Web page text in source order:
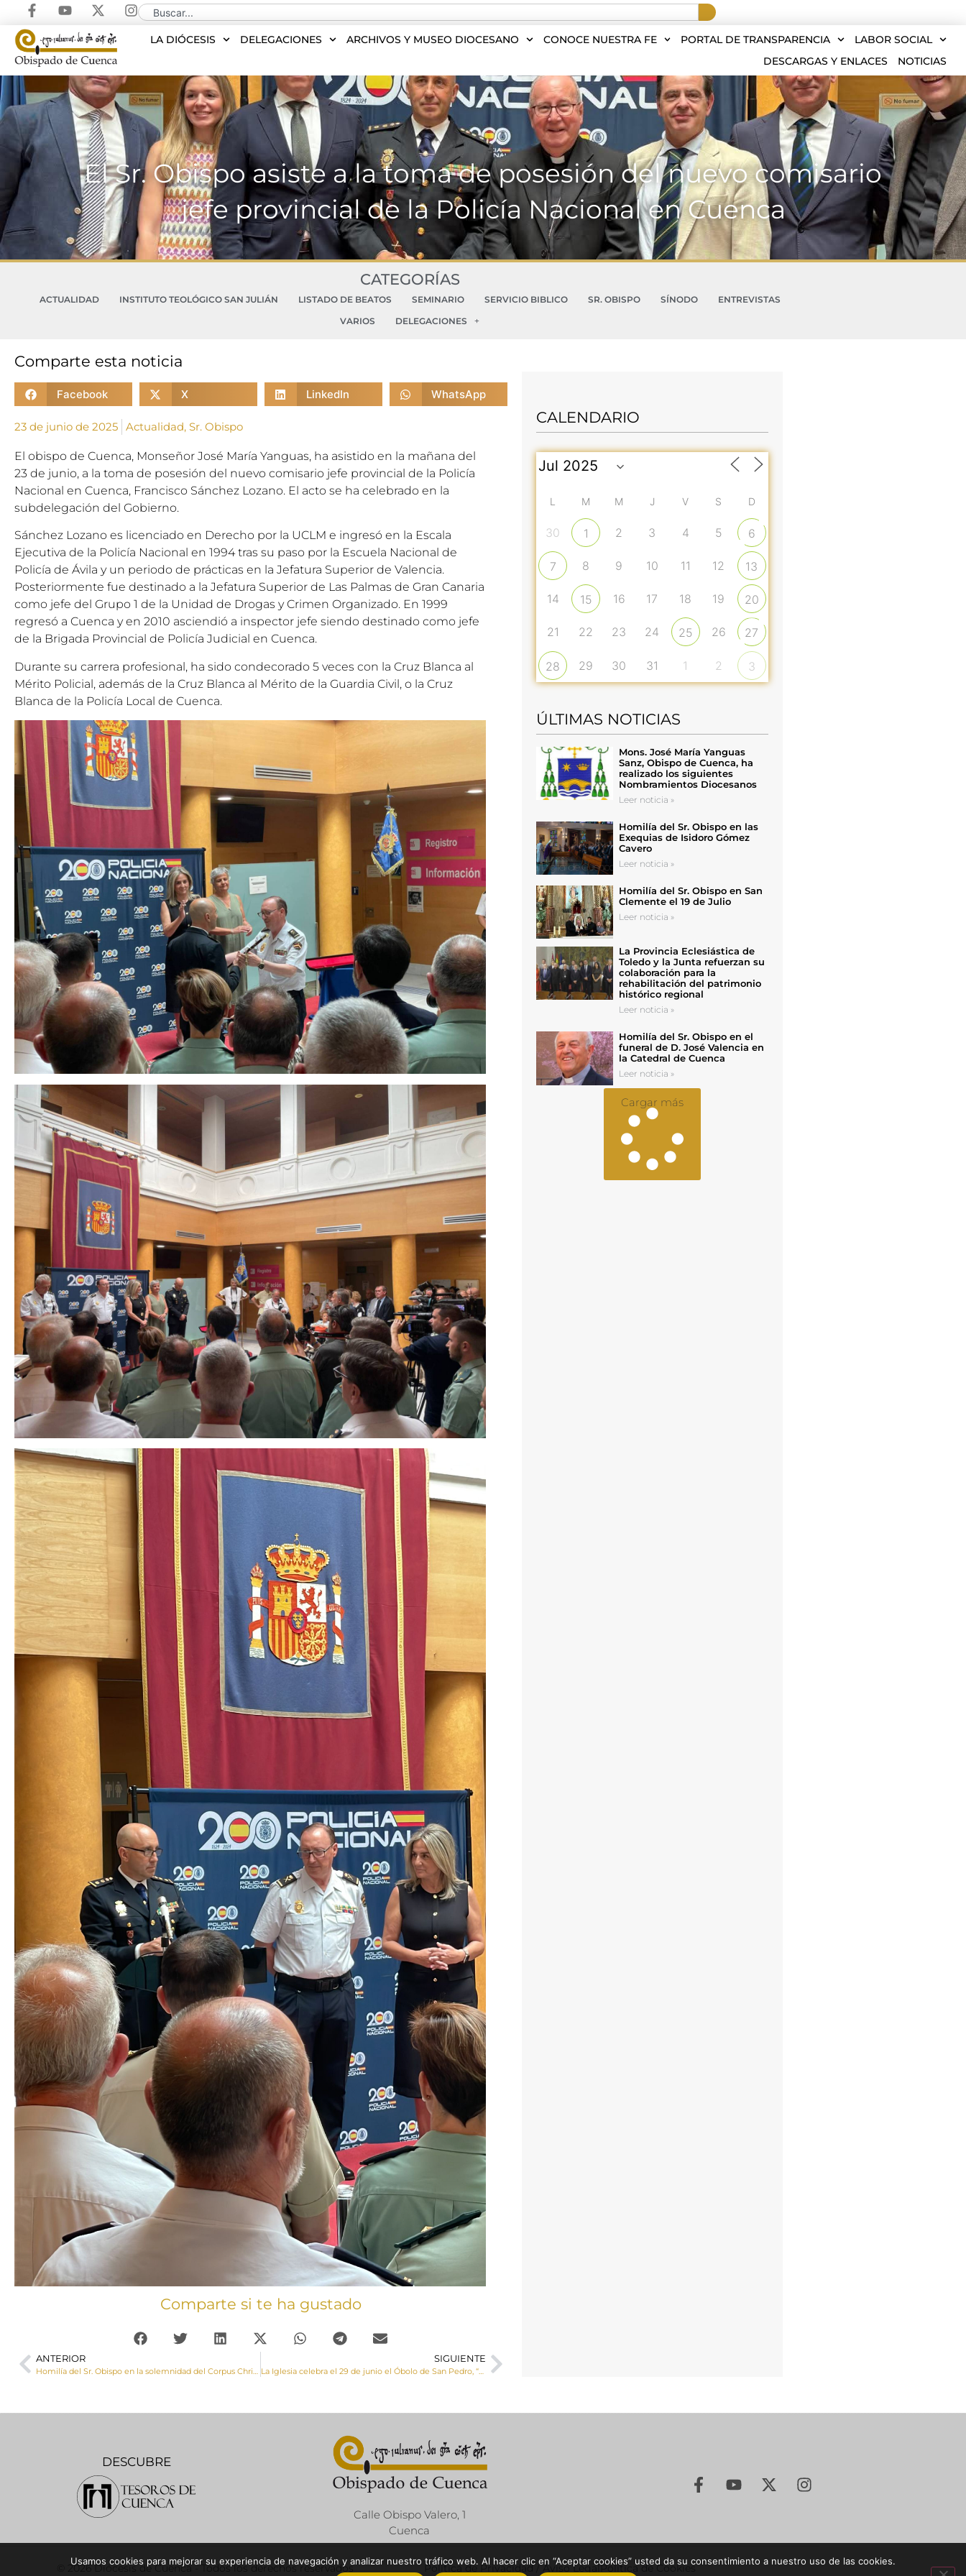
LA DIÓCESIS DELEGACIONES ARCHIVOS Y MUSEO DIOCESANO CONOCE NUESTRA FE PORTAL DE TRANSPARENCIA
LABOR SOCIAL
DESCARGAS Y ENLACES
NOTICIAS
El Sr. Obispo asiste a la toma de posesión del nuevo comisario
jefe provincial de la Policía Nacional en Cuenca
CATEGORÍAS
ACTUALIDAD INSTITUTO TEOLÓGICO SAN JULIÁN LISTADO DE BEATOS SEMINARIO SERVICIO BIBLICO SR. OBISPO SÍNODO
ENTREVISTAS
VARIOS
DELEGACIONES
Comparte esta noticia
Facebook X LinkedIn WhatsApp
23 de junio de 2025 Actualidad, Sr. Obispo
El obispo de Cuenca, Monseñor José María Yanguas, ha asistido en la mañana del
23 de junio, a la toma de posesión del nuevo comisario jefe provincial de la Policía
Nacional en Cuenca, Francisco Sánchez Lozano. El acto se ha celebrado en la
subdelegación del Gobierno.
Sánchez Lozano es licenciado en Derecho por la UCLM e ingresó en la Escala
Ejecutiva de la Policía Nacional en 1994 tras su paso por la Escuela Nacional de
Policía de Ávila y un periodo de prácticas en la Jefatura Superior de Valencia.
Posteriormente fue destinado a la Jefatura Superior de Las Palmas de Gran Canaria
como jefe del Grupo 1 de la Unidad de Drogas y Crimen Organizado. En 1999
regresó a Cuenca y en 2010 asciendió a inspector jefe siendo destinado como jefe
de la Brigada Provincial de Policía Judicial en Cuenca.
Durante su carrera profesional, ha sido condecorado 5 veces con la Cruz Blanca al
Mérito Policial, además de la Cruz Blanca al Mérito de la Guardia Civil, o la Cruz
Blanca de la Policía Local de Cuenca.
Comparte si te ha gustado
ANTERIOR SIGUIENTE
CALENDARIO
L M M J V S D
30 1 2 3 4 5 6
7 8 9 10 11 12 13
14 15 16 17 18 19 20
21 22 23 24 25 26 27
28 29 30 31 1 2 3
ÚLTIMAS NOTICIAS
Mons. José María Yanguas
Sanz, Obispo de Cuenca, ha
realizado los siguientes
Nombramientos Diocesanos
Leer noticia »
Homilía del Sr. Obispo en las
Exequias de Isidoro Gómez
Cavero
Leer noticia »
Homilía del Sr. Obispo en San
Clemente el 19 de Julio
Leer noticia »
La Provincia Eclesiástica de
Toledo y la Junta refuerzan su
colaboración para la
rehabilitación del patrimonio
histórico regional
Leer noticia »
Homilía del Sr. Obispo en el
funeral de D. José Valencia en
la Catedral de Cuenca
Leer noticia »
Cargar más
DESCUBRE
Calle Obispo Valero, 1
Cuenca
© 2026 Diócesis de Cuenca - Todos los derechos reservados Política de Privacidad / Aviso LegalPolítica de Cookies
Usamos cookies para mejorar su experiencia de navegación y analizar nuestro tráfico web. Al hacer clic en “Aceptar cookies” usted da su consentimiento a nuestro uso de las cookies.